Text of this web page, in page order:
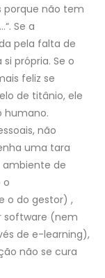
porque não tem
Se a
pela falta de
própria. Se o
feliz se
de titânio, ele
humano.
não
uma tara
de
o
o do gestor) ,
software (nem
de e-learning),
não se cura